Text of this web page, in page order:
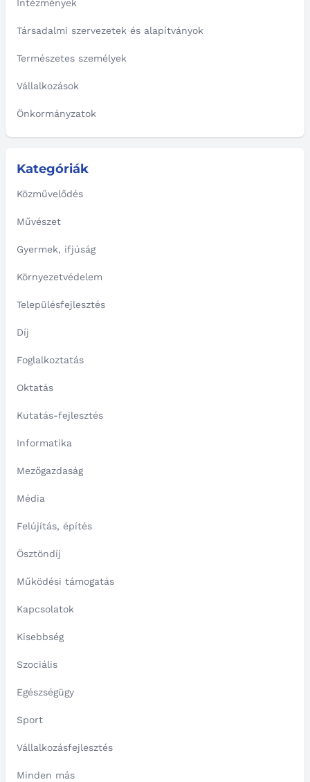
Intézmények
Társadalmi szervezetek és alapítványok
Természetes személyek
Vállalkozások
Önkormányzatok
Kategóriák
Közművelődés
Művészet
Gyermek, ifjúság
Környezetvédelem
Településfejlesztés
Díj
Foglalkoztatás
Oktatás
Kutatás-fejlesztés
Informatika
Mezőgazdaság
Média
Felújítás, építés
Ösztöndíj
Működési támogatás
Kapcsolatok
Kisebbség
Szociális
Egészségügy
Sport
Vállalkozásfejlesztés
Minden más